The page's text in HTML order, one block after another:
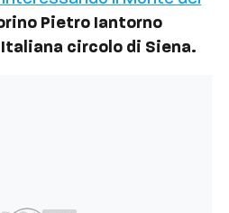
Pietro Iantorno
circolo di Siena.